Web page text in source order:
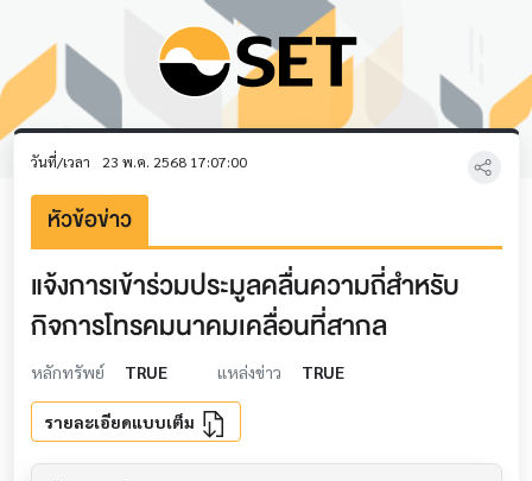
วันที่/เวลา 23 พ.ค. 2568 17:07:00
หัวข้อข่าว
แจ้งการเข้าร่วมประมูลคลื่นความถี่สำหรับ
กิจการโทรคมนาคมเคลื่อนที่สากล
หลักทรัพย์ TRUE แหล่งข่าว TRUE
รายละเอียดแบบเต็ม